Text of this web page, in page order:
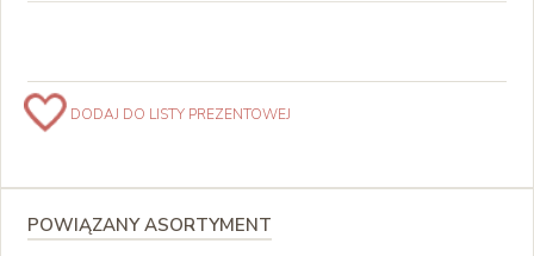
DODAJ DO LISTY PREZENTOWEJ
POWIĄZANY ASORTYMENT